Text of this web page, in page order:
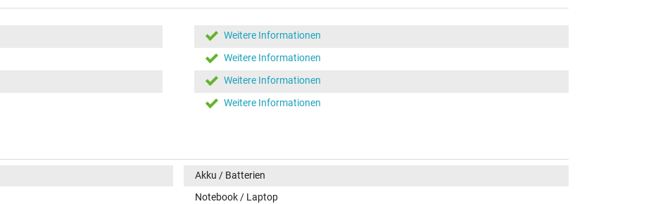
Weitere Informationen
Weitere Informationen
Weitere Informationen
Weitere Informationen
Akku / Batterien
Notebook / Laptop